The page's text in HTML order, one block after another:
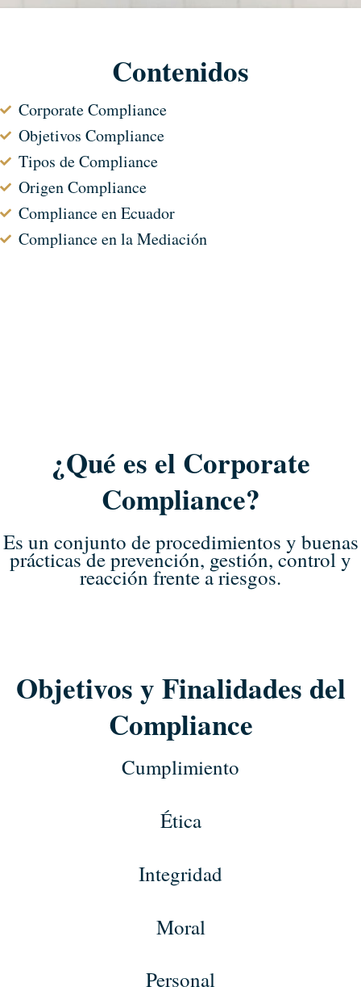
Contenidos
Corporate Compliance
Objetivos Compliance
Tipos de Compliance
Origen Compliance
Compliance en Ecuador
Compliance en la Mediación
¿Qué es el Corporate
Compliance?
Es un conjunto de procedimientos y buenas
prácticas de prevención, gestión, control y
reacción frente a riesgos.
Objetivos y Finalidades del
Compliance
Cumplimiento
Ética
Integridad
Moral
Personal